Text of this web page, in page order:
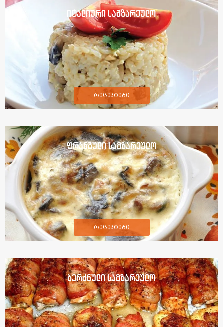
იტალიური სამზარეულო
რეცეპტები
ფრანგული სამზარეულო
რეცეპტები
ბერძნული სამზარეულო